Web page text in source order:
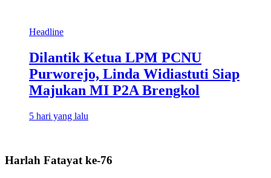
Headline
Dilantik Ketua LPM PCNU
Purworejo, Linda Widiastuti Siap
Majukan MI P2A Brengkol
5 hari yang lalu
Harlah Fatayat ke-76